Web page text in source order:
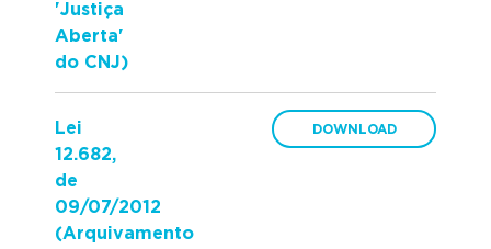
'Justiça
Aberta'
do CNJ)
Lei
12.682,
de
09/07/2012
(Arquivamento